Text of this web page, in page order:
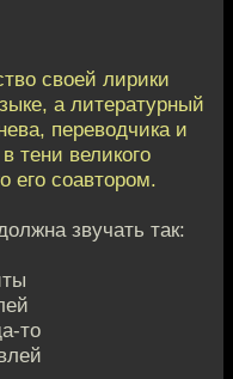
своей лирики
а литературный
переводчика и
тени великого
его соавтором.
звучать так:
то